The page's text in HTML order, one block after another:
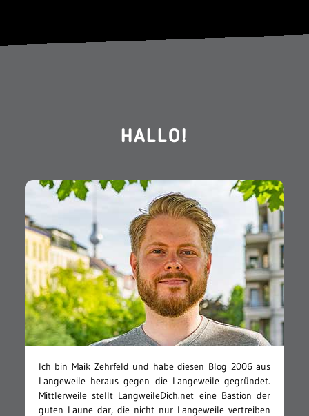
HALLO!
Ich bin Maik Zehrfeld und habe diesen Blog 2006 aus
Langeweile heraus gegen die Langeweile gegründet.
Mittlerweile stellt LangweileDich.net eine Bastion der
guten Laune dar, die nicht nur Langeweile vertreiben